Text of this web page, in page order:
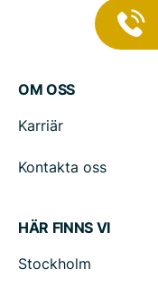
OM OSS
Karriär
Kontakta oss
HÄR FINNS VI
Stockholm